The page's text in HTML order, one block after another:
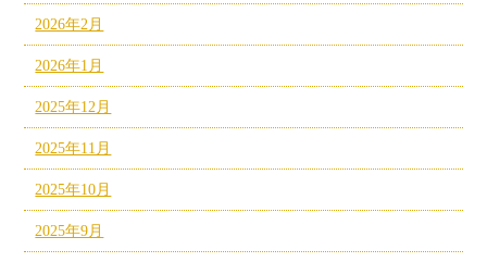
2026年2月
2026年1月
2025年12月
2025年11月
2025年10月
2025年9月